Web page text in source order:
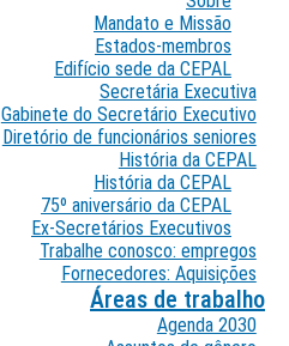
Mandato e Missão
Estados-membros
Edifício sede da CEPAL
Secretária Executiva
Gabinete do Secretário Executivo
Diretório de funcionários seniores
História da CEPAL
História da CEPAL
75º aniversário da CEPAL
Ex-Secretários Executivos
Trabalhe conosco: empregos
Fornecedores: Aquisições
Áreas de trabalho
Agenda 2030